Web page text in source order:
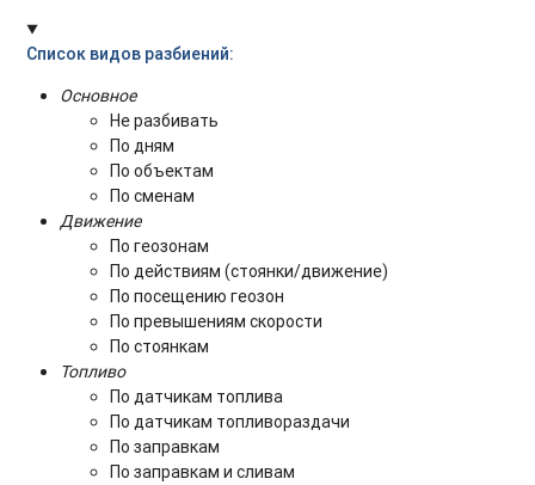
Список видов разбиений:
Основное
Не разбивать
По дням
По объектам
По сменам
Движение
По геозонам
По действиям (стоянки/движение)
По посещению геозон
По превышениям скорости
По стоянкам
Топливо
По датчикам топлива
По датчикам топливораздачи
По заправкам
По заправкам и сливам